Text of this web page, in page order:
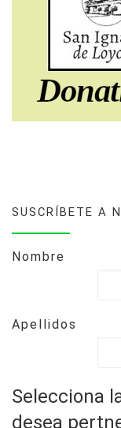
SUSCRÍBETE A
Nombre
Apellidos
Selecciona
desea